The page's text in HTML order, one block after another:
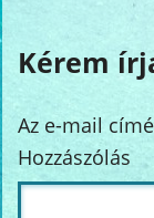
Kérem
Az e-mail
Hozzászólás